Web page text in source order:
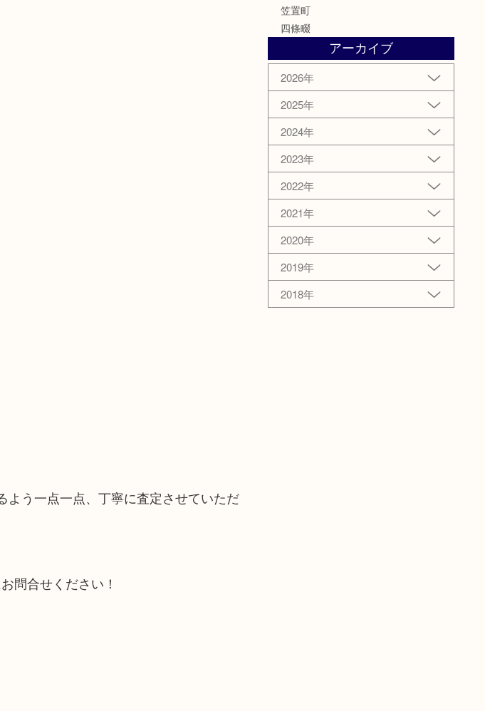
う一点一点、丁寧に査定させていただ
問合せください！
笠置町
四條畷
アーカイブ
2026年
2025年
2024年
2023年
2022年
2021年
2020年
2019年
2018年